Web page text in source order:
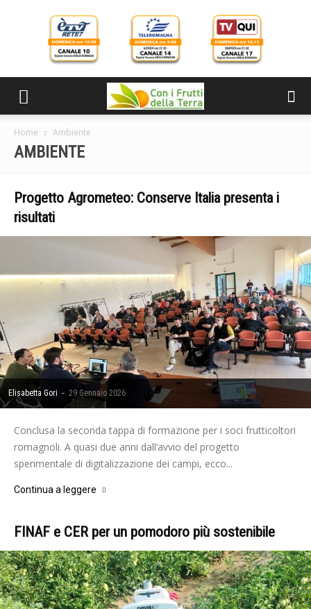
Home Ambiente
AMBIENTE
Progetto Agrometeo: Conserve Italia presenta i
risultati
Elisabetta Gori - 29 Gennaio 2026
Conclusa la seconda tappa di formazione per i soci frutticoltori
romagnoli. A quasi due anni dall’avvio del progetto
sperimentale di digitalizzazione dei campi, ecco...
Continua a leggere
FINAF e CER per un pomodoro più sostenibile